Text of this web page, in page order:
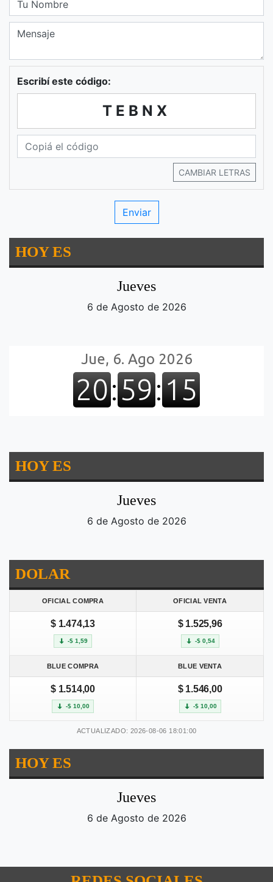
Escribí este código:
TEBNX
CAMBIAR LETRAS
HOY ES
Jueves
6 de Agosto de 2026
HOY ES
Jueves
6 de Agosto de 2026
DOLAR
OFICIAL COMPRA OFICIAL VENTA
$ 1.474,13
-$ 1,59
$ 1.525,96
-$ 0,54
BLUE COMPRA BLUE VENTA
$ 1.514,00
-$ 10,00
$ 1.546,00
-$ 10,00
ACTUALIZADO: 2026-08-06 18:01:00
HOY ES
Jueves
6 de Agosto de 2026